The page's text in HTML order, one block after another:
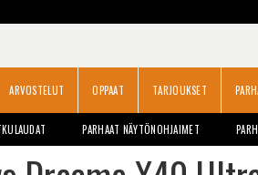
ARVOSTELUT OPPAAT TARJOUKSET
PARHAAT NÄYTÖNOHJAIMET